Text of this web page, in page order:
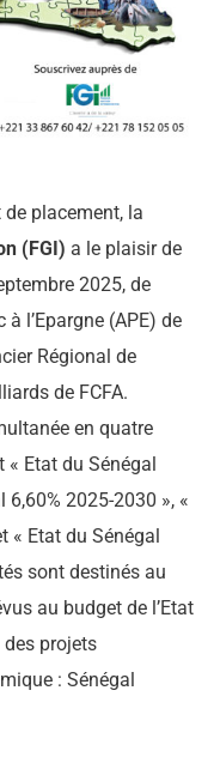
placement, la
(FGI) a le plaisir de
2025, de
l’Epargne (APE) de
Régional de
de FCFA.
en quatre
Etat du Sénégal
6,60% 2025-2030 », «
« Etat du Sénégal
sont destinés au
au budget de l’Etat
des projets
: Sénégal